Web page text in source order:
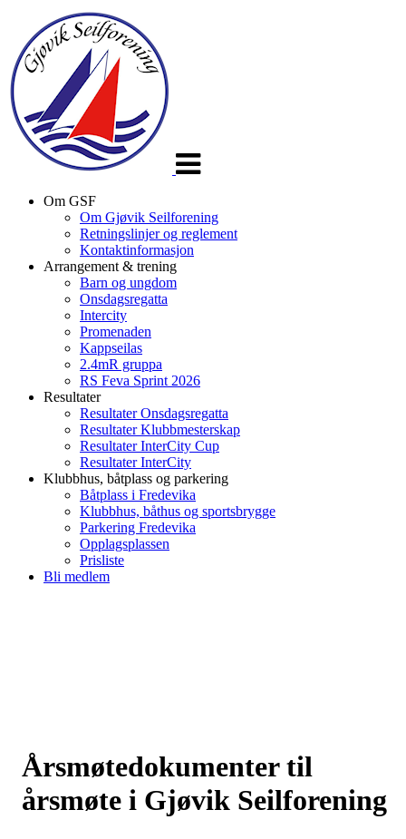
Om GSF
Om Gjøvik Seilforening
Retningslinjer og reglement
Kontaktinformasjon
Arrangement & trening
Barn og ungdom
Onsdagsregatta
Intercity
Promenaden
Kappseilas
2.4mR gruppa
RS Feva Sprint 2026
Resultater
Resultater Onsdagsregatta
Resultater Klubbmesterskap
Resultater InterCity Cup
Resultater InterCity
Klubbhus, båtplass og parkering
Båtplass i Fredevika
Klubbhus, båthus og sportsbrygge
Parkering Fredevika
Opplagsplassen
Prisliste
Bli medlem
Årsmøtedokumenter til
årsmøte i Gjøvik Seilforening